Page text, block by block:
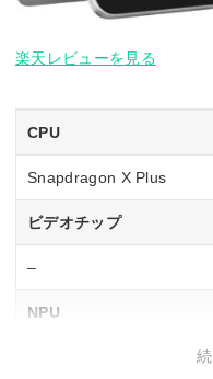
楽天レビューを見る
CPU
Snapdragon X Plus
ビデオチップ
–
NPU